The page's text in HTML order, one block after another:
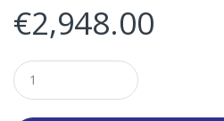
€2,948.00
Q
u
a